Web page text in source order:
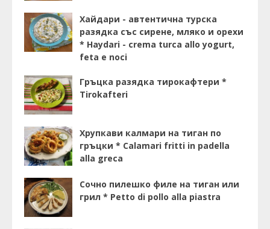
Хайдари - автентична турска
разядка със сирене, мляко и орехи
* Haydari - crema turca allo yogurt,
feta e noci
Гръцка разядка тирокафтери *
Tirokafteri
Хрупкави калмари на тиган по
гръцки * Calamari fritti in padella
alla greca
Сочно пилешко филе на тиган или
грил * Petto di pollo alla piastra